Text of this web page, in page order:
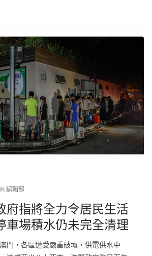
編輯部
府指將全力令居民生活
車場積水仍未完全清理
門，各區遭受嚴重破壞，供電供水中